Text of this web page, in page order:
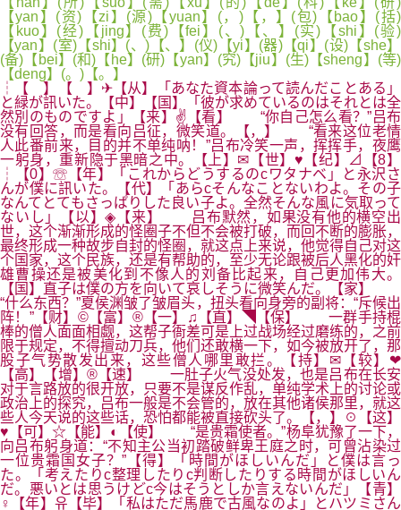
【yan】(资)【zi】(源)【yuan】(，)【，】(包)【bao】(括)
【kuo】(经)【jing】(费)【fei】(、)【、】(实)【shi】(验)
【yan】(室)【shi】(、)【、】(仪)【yi】(器)【qi】(设)【she】
(备)【bei】(和)【he】(研)【yan】(究)【jiu】(生)【sheng】(等)
【deng】(。)【。】
┆【 】【 】✈【从】「あなた資本論って読んだことある」
と緑が訊いた。【中】【国】「彼が求めているのはそれとは全
然別のものですよ」【来】✌【看】 “你自己怎么看？”吕布
没有回答，而是看向吕征，微笑道。【，】 “看来这位老情
人此番前来，目的并不单纯呐！”吕布冷笑一声，挥挥手，夜鹰
一躬身，重新隐于黑暗之中。【上】✉【世】♥【纪】⊿【8】
┆【0】☏【年】「これからどうするのcワタナベ」と永沢さ
んが僕に訊いた。【代】「あらcそんなことないわよ。その子
なんてとてもさっぱりした良い子よ。全然そんな風に気取って
ないし」【以】◈【来】 吕布默然，如果没有他的横空出
世，这个渐渐形成的怪圈子不但不会被打破，而回不断的膨胀，
最终形成一种故步自封的怪圈，就这点上来说，他觉得自己对这
个国家，这个民族，还是有帮助的，至少无论跟被后人黑化的奸
雄曹操还是被美化到不像人的刘备比起来，自己更加伟大。
【国】直子は僕の方を向いて哀しそうに微笑んだ。【家】
“什么东西？”夏侯渊皱了皱眉头，扭头看向身旁的副将：“斥候出
阵！”【财】©【富】®【一】♫【直】◥【保】 一群手持棍
棒的僧人面面相觑，这帮子衙差可是上过战场经过磨练的，之前
限于规定，不得擅动刀兵，他们还敢横一下，如今被放开了，那
股子气势散发出来，这些僧人哪里敢拦。【持】✉【较】❤
【高】【增】®【速】 一肚子火气没处发，也是吕布在长安
对于言路放的很开放，只要不是谋反作乱，单纯学术上的讨论或
政治上的探究，吕布一般是不会管的，放在其他诸侯那里，就这
些人今天说的这些话，恐怕都能被直接砍头了。【，】☉【这】
♥【可】☆【能】◐【使】 “是贵霜使者。”杨阜犹豫了一下，
向吕布躬身道：“不知主公当初踏破鲜卑王庭之时，可曾沾染过
一位贵霜国女子？”【得】「時間がほしいんだ」と僕は言っ
た。「考えたりc整理したりc判断したりする時間がほしいん
だ。悪いとは思うけどc今はそうとしか言えないんだ」【青】
♀【年】유【毕】「私はただ馬鹿で古風なのよ」とハツミさん